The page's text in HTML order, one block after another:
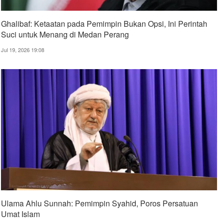
Ghalibaf: Ketaatan pada Pemimpin Bukan Opsi, Ini Perintah
Suci untuk Menang di Medan Perang
Jul 19, 2026 19:08
Ulama Ahlu Sunnah: Pemimpin Syahid, Poros Persatuan
Umat Islam